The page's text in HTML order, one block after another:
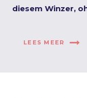
diesem Winzer,
LEES MEER